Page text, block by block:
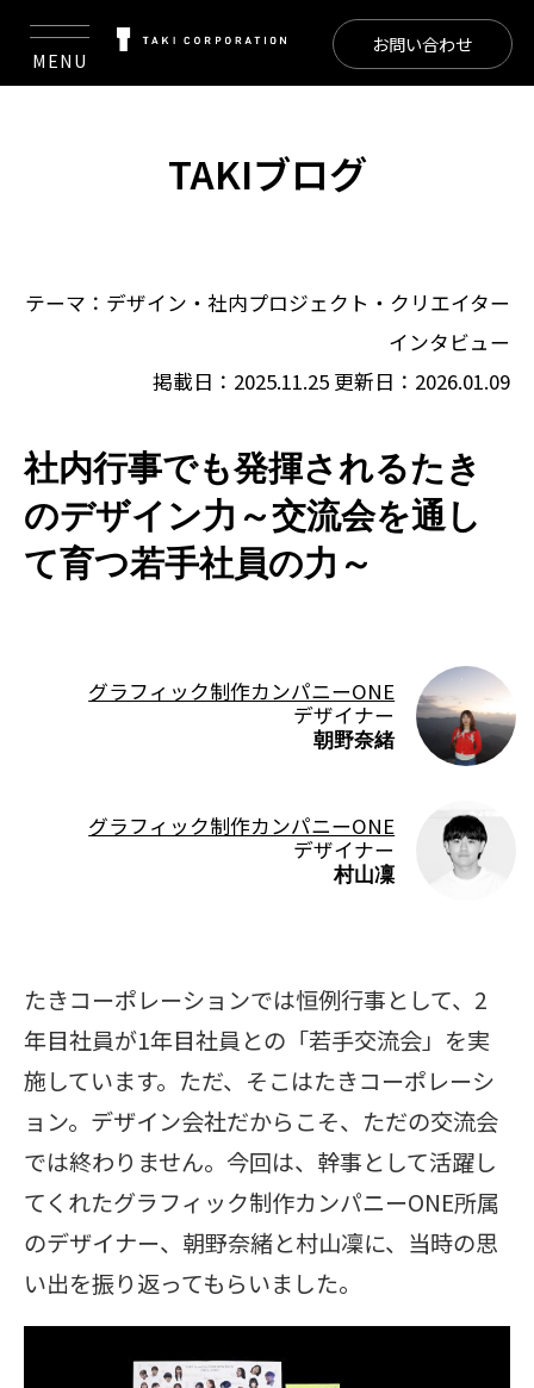
MENU
お問い合わせ
TAKIブログ
テーマ： デザイン ・ 社内プロジェクト ・ クリエイター
インタビュー
掲載日：2025.11.25 更新日：2026.01.09
社内行事でも発揮されるたき
のデザイン力～交流会を通し
て育つ若手社員の力～
グラフィック制作カンパニーONE
デザイナー
朝野奈緒
グラフィック制作カンパニーONE
デザイナー
村山凜
たきコーポレーションでは恒例行事として、2
年目社員が1年目社員との「若手交流会」を実
施しています。ただ、そこはたきコーポレーシ
ョン。デザイン会社だからこそ、ただの交流会
では終わりません。今回は、幹事として活躍し
てくれたグラフィック制作カンパニーONE所属
のデザイナー、朝野奈緒と村山凜に、当時の思
い出を振り返ってもらいました。